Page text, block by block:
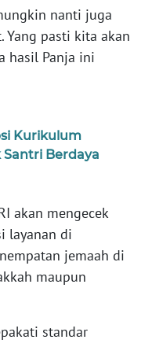
nanti juga
pasti kita akan
hasil Panja ini
Kurikulum
Berdaya
akan mengecek
layanan di
jemaah di
maupun
standar